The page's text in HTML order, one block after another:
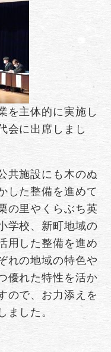
を主体的に実施し
会に出席しまし
共施設にも木のぬ
した整備を進めて
の里やくらぶち英
学校、新町地域の
用した整備を進め
れの地域の特色や
優れた特性を活か
ので、お力添えを
ました。